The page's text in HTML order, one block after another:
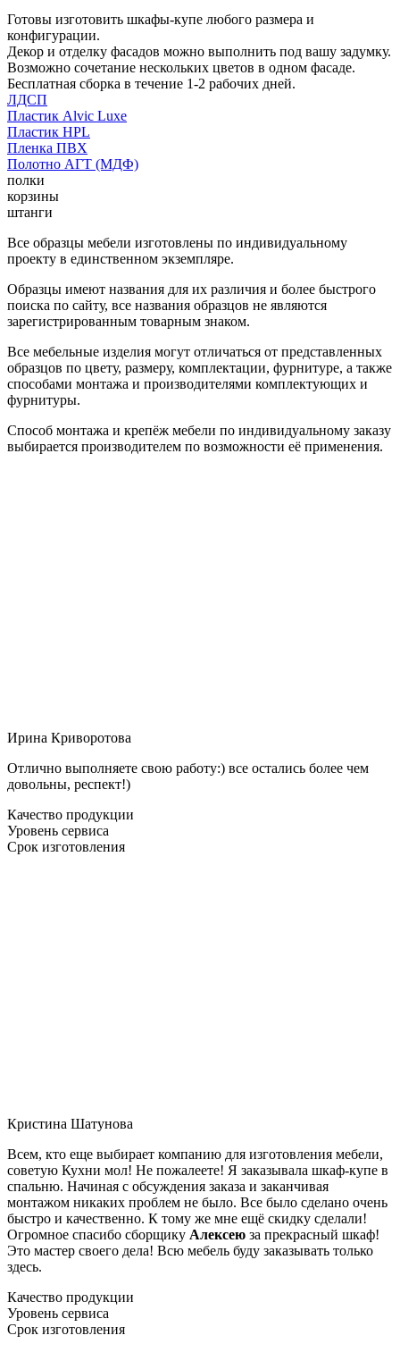
Готовы изготовить шкафы-купе любого размера и
конфигурации.
Декор и отделку фасадов можно выполнить под вашу задумку.
Возможно сочетание нескольких цветов в одном фасаде.
Бесплатная сборка в течение 1-2 рабочих дней.
ЛДСП
Пластик Alvic Luxe
Пластик HPL
Пленка ПВХ
Полотно АГТ (МДФ)
полки
корзины
штанги
Все образцы мебели изготовлены по индивидуальному
проекту в единственном экземпляре.
Образцы имеют названия для их различия и более быстрого
поиска по сайту, все названия образцов не являются
зарегистрированным товарным знаком.
Все мебельные изделия могут отличаться от представленных
образцов по цвету, размеру, комплектации, фурнитуре, а также
способами монтажа и производителями комплектующих и
фурнитуры.
Способ монтажа и крепёж мебели по индивидуальному заказу
выбирается производителем по возможности её применения.
Ирина Криворотова
Отлично выполняете свою работу:) все остались более чем
довольны, респект!)
Качество продукции
Уровень сервиса
Срок изготовления
Кристина Шатунова
Всем, кто еще выбирает компанию для изготовления мебели,
советую Кухни мол! Не пожалеете! Я заказывала шкаф-купе в
спальню. Начиная с обсуждения заказа и заканчивая
монтажом никаких проблем не было. Все было сделано очень
быстро и качественно. К тому же мне ещё скидку сделали!
Огромное спасибо сборщику Алексею за прекрасный шкаф!
Это мастер своего дела! Всю мебель буду заказывать только
здесь.
Качество продукции
Уровень сервиса
Срок изготовления